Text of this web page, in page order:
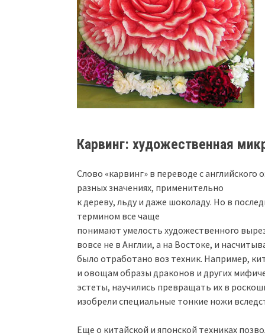
Карвинг: художественная
Слово «карвинг» в переводе с
разных значениях, применительно
к дереву, льду и даже шоколаду. Но в
термином все чаще
понимают умелость художественного
вовсе не в Англии, а на Востоке, и
было отработано воз техник. Например,
и овощам образы драконов и других
эстеты, научились превращать их в
изобрели специальные тонкие ножи
Еще о китайской и японской техниках